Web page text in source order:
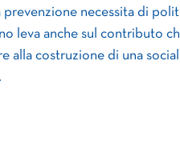
prevenzione necessita di
leva anche sul contributo
alla costruzione di una